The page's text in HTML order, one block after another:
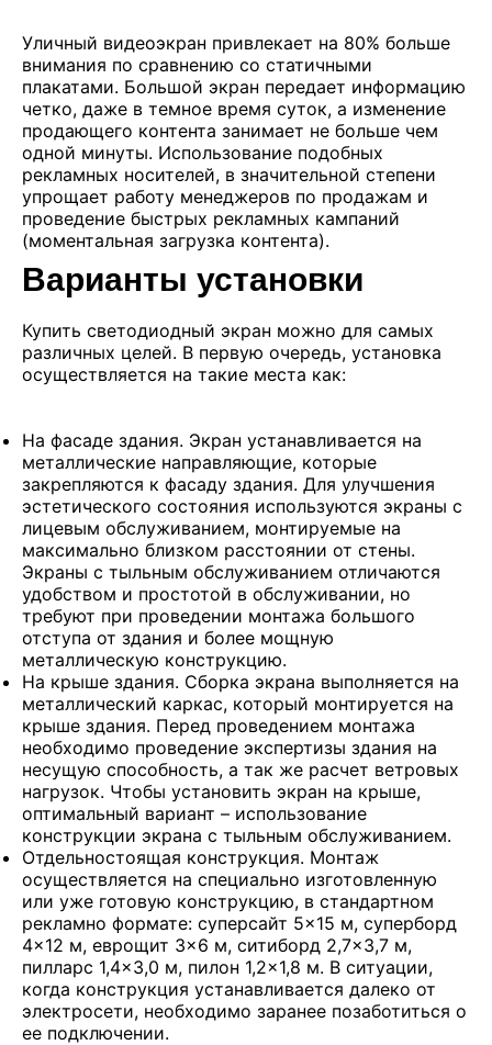
Уличный видеоэкран привлекает на 80% больше
внимания по сравнению со статичными
плакатами. Большой экран передает информацию
четко, даже в темное время суток, а изменение
продающего контента занимает не больше чем
одной минуты. Использование подобных
рекламных носителей, в значительной степени
упрощает работу менеджеров по продажам и
проведение быстрых рекламных кампаний
(моментальная загрузка контента).
Варианты установки
Купить светодиодный экран можно для самых
различных целей. В первую очередь, установка
осуществляется на такие места как:
На фасаде здания. Экран устанавливается на
металлические направляющие, которые
закрепляются к фасаду здания. Для улучшения
эстетического состояния используются экраны с
лицевым обслуживанием, монтируемые на
максимально близком расстоянии от стены.
Экраны с тыльным обслуживанием отличаются
удобством и простотой в обслуживании, но
требуют при проведении монтажа большого
отступа от здания и более мощную
металлическую конструкцию.
На крыше здания. Сборка экрана выполняется на
металлический каркас, который монтируется на
крыше здания. Перед проведением монтажа
необходимо проведение экспертизы здания на
несущую способность, а так же расчет ветровых
нагрузок. Чтобы установить экран на крыше,
оптимальный вариант – использование
конструкции экрана с тыльным обслуживанием.
Отдельностоящая конструкция. Монтаж
осуществляется на специально изготовленную
или уже готовую конструкцию, в стандартном
рекламно формате: суперсайт 5×15 м, суперборд
4×12 м, еврощит 3×6 м, ситиборд 2,7×3,7 м,
пилларс 1,4×3,0 м, пилон 1,2×1,8 м. В ситуации,
когда конструкция устанавливается далеко от
электросети, необходимо заранее позаботиться о
ее подключении.